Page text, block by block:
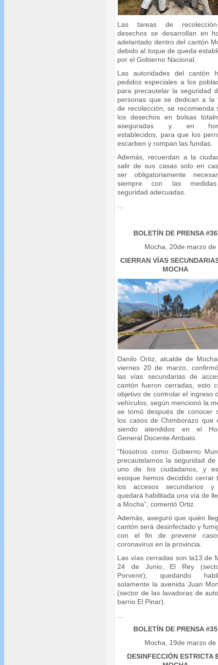
Las tareas de
desechos se desarrollan en
adelantado dentro del cantón
debido al toque de queda
por el Gobierno Nacional.
Las autoridades del cantón
pedidos especiales a los
para precautelar la seguridad
personas que se dedican a la
de recolección, se recomienda
los desechos en bolsas
aseguradas y en
establecidos, para que los
escarben y rompan las fundas.
Además, recuerdan a la
salir de sus casas solo en
ser obligatoriamente
siempre con las
seguridad adecuadas.
BOLETÍN DE PRENSA #36
Mocha, 20de marzo de
CIERRAN VÍAS
MOCHA
Danilo Ortiz, alcalde de
viernes 20 de marzo,
las vías secundarias de
cantón fueron cerradas, esto
objetivo de controlar el ingreso
vehículos, según mencionó la
se tomó después de conocer
los casos de Chimborazo que
siendo atendidos en el
General Docente Ambato.
“Nosotros como Gobierno
precautelamos la seguridad de
uno de los ciudadanos, y
esoque hemos decidido cerrar
los accesos secundarios y
quedará habilitada una vía de
a Mocha”, comentó Ortiz.
Además, aseguró que quién
cantón será desinfectado y
con el fin de prevenir
coronavirus en la provincia.
Las vías cerradas son la13 de
24 de Junio, El Rey
Porvenir), quedando
solamente la avenida Juan
(sector de las lavadoras de
barrio El Pinar).
BOLETÍN DE PRENSA #35
Mocha, 19de marzo de
DESINFECCIÓN ESTRICTA